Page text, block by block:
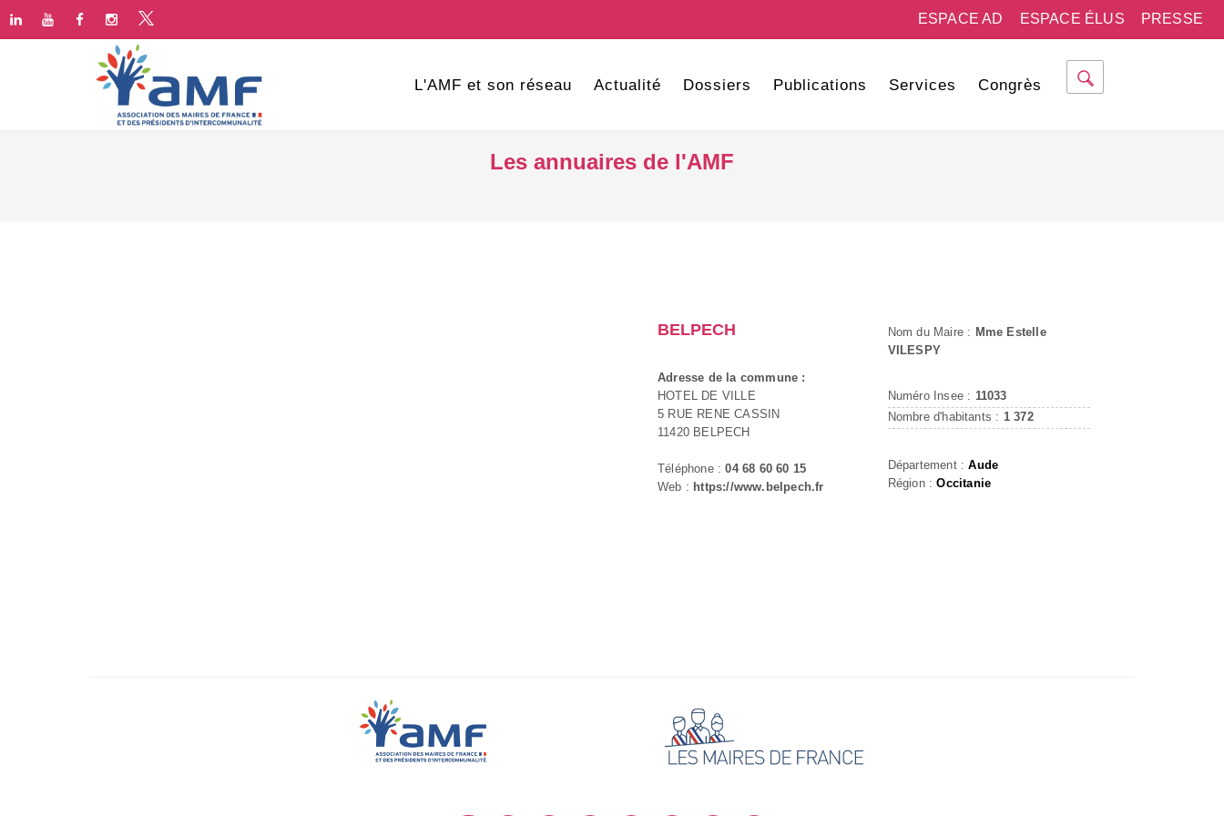
PRESSE
ESPACE ÉLUS
ESPACE AD
L'AMF et son réseau Actualité Dossiers Publications Services Congrès
Les annuaires de l'AMF
BELPECH
Adresse de la commune :
HOTEL DE VILLE
5 RUE RENE CASSIN
11420 BELPECH
Téléphone :04 68 60 60 15
Web : https://www.belpech.fr
Nom du Maire : Mme Estelle
VILESPY
Numéro Insee : 11033
Nombre d'habitants : 1 372
Département :Aude
Région :Occitanie